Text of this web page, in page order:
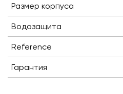
Размер корпуса
Водозащита
Reference
Гарантия